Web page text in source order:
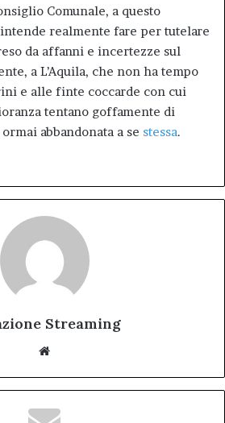
Comunale, a questo
realmente fare per tutelare
da affanni e incertezze sul
a L’Aquila, che non ha tempo
e alle finte coccarde con cui
tentano goffamente di
abbandonata a se stessa.
Streaming